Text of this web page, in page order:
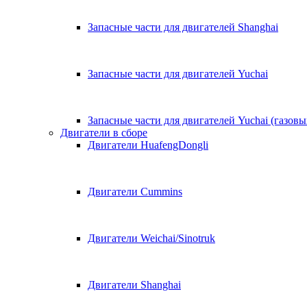
Запасные части для двигателей Shanghai
Запасные части для двигателей Yuchai
Запасные части для двигателей Yuchai
Двигатели в сборе
Двигатели HuafengDongli
Двигатели Cummins
Двигатели Weichai/Sinotruk
Двигатели Shanghai